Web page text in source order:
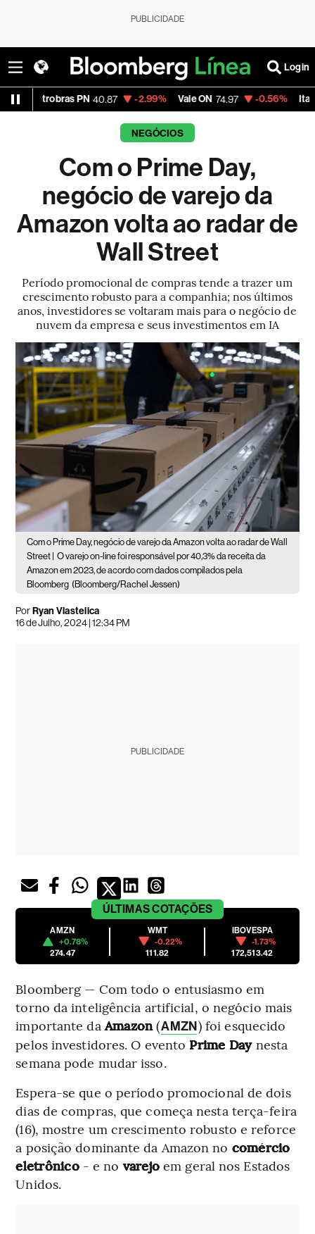
PUBLICIDADE
Login
40.87 -2.99% Vale ON 74.97 -0.56% Itaú PN 40.75 -
NEGÓCIOS
Com o Prime Day,
negócio de varejo da
Amazon volta ao radar de
Wall Street
Período promocional de compras tende a trazer um
crescimento robusto para a companhia; nos últimos
anos, investidores se voltaram mais para o negócio de
nuvem da empresa e seus investimentos em IA
Com o Prime Day, negócio de varejo da Amazon volta ao radar de Wall
Street |
O varejo on-line foi responsável por 40,3% da receita da
Amazon em 2023, de acordo com dados compilados pela
Bloomberg (Bloomberg/Rachel Jessen)
PorRyan Vlastelica
16 de Julho, 2024 | 12:34 PM
PUBLICIDADE
ÚLTIMASCOTAÇÕES
AMZN
+0.78%
274.47
WMT
-0.22%
111.82
IBOVESPA
-1.73%
172,513.42
Bloomberg — Com todo o entusiasmo em
torno da inteligência artificial, o negócio mais
importante daAmazon(AMZN) foi esquecido
pelos investidores. O evento Prime Daynesta
semana pode mudar isso.
Espera-se que o período promocional de dois
dias de compras, que começa nesta terça-feira
(16), mostre um crescimento robusto e reforce
a posição dominante da Amazon no comércio
eletrônico- e no varejo em geral nos Estados
Unidos.